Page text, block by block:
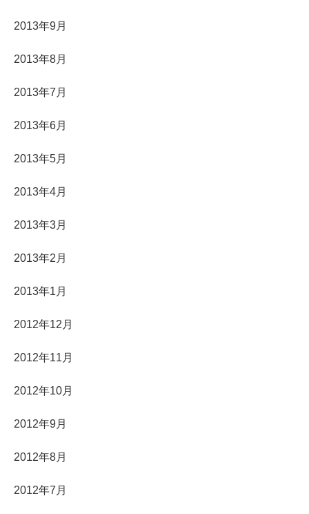
2013年9月
2013年8月
2013年7月
2013年6月
2013年5月
2013年4月
2013年3月
2013年2月
2013年1月
2012年12月
2012年11月
2012年10月
2012年9月
2012年8月
2012年7月